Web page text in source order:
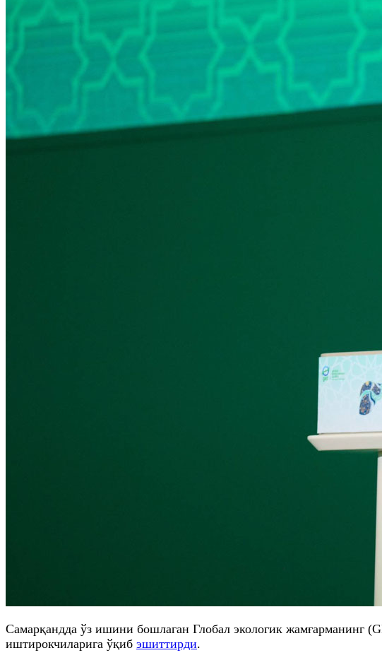
Самарқандда ўз ишини бошлаган Глобал экологик жамғарманинг
иштирокчиларига ўқиб эшиттирди.